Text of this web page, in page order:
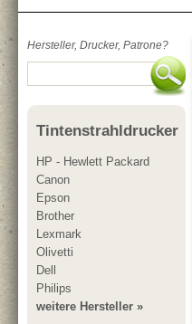
Hersteller, Drucker, Patrone?
Tintenstrahldrucker
HP - Hewlett Packard
Canon
Epson
Brother
Lexmark
Olivetti
Dell
Philips
weitere Hersteller »